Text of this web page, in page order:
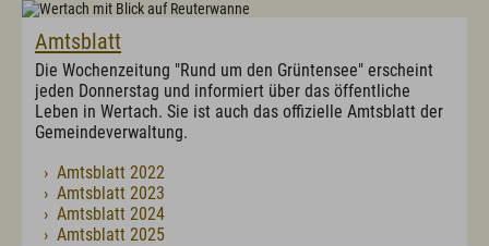
Energie
Job-Angebote
Landkreis Oberallgäu
Marktprodukte "vo eis dahoim"
Marktwärme
Neue Ortsmitte mit Saal
Neue Kindertagesstätte in den Starzlachauen
Wertach Themen
Politik
Amtsblatt
Die Wochenzeitung "Rund um den Grüntensee" erscheint
jeden Donnerstag und informiert über das öffentliche
Leben in Wertach. Sie ist auch das offizielle Amtsblatt der
Gemeindeverwaltung.
› Amtsblatt 2022
› Amtsblatt 2023
› Amtsblatt 2024
› Amtsblatt 2025